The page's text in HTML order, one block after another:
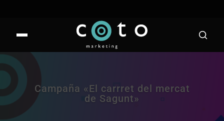
Campaña «El carrret del mercat
de Sagunt»